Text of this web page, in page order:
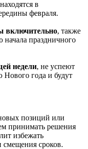
в
февраля.
включительно, также
начала праздничного
недели, не успеют
Нового года и будут
позиций или
принимать решения
избежать
смещения сроков.